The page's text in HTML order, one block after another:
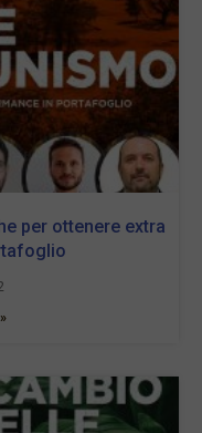
per ottenere extra